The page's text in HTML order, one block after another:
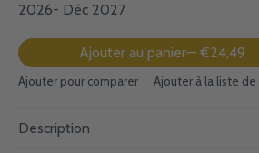
2026- Déc 2027
Ajouter au panier — €24,49
Ajouter pour comparer Ajouter à la liste de
Description